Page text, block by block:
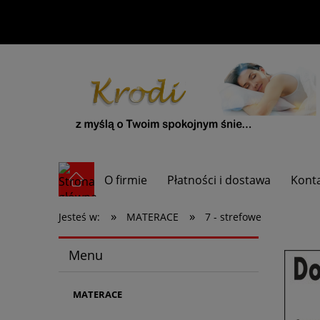
O firmie Płatności i dostawa
Jesteś w: » MATERACE » 7 - strefowe
Menu
MATERACE